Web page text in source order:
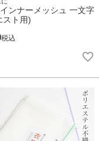
インナーメッシュ 一文字
スト用)
税込